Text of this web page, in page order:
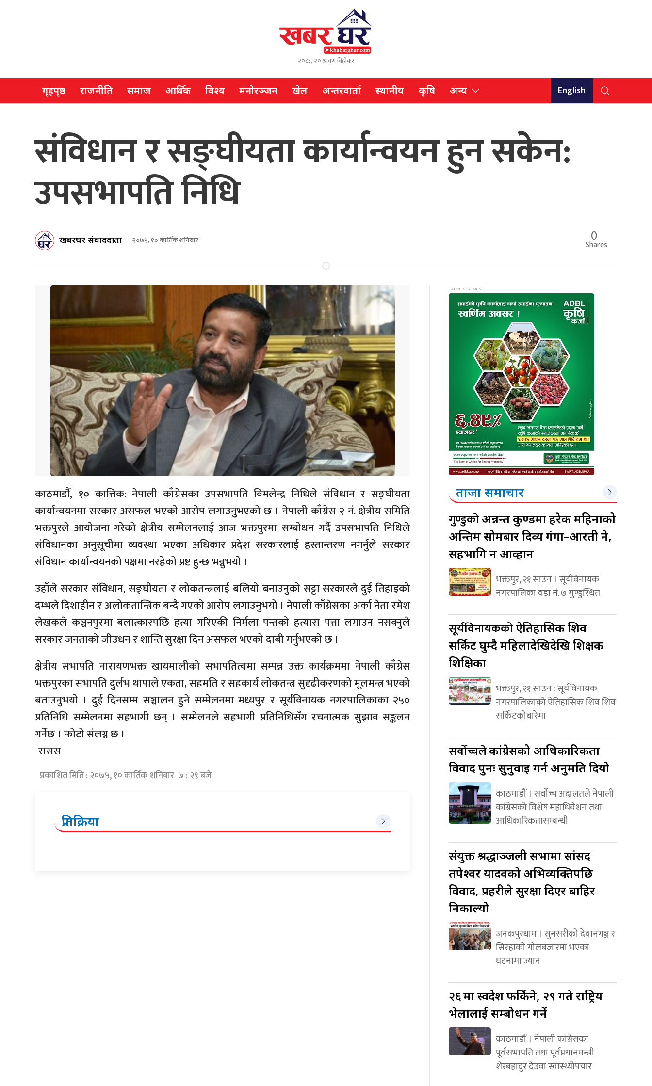
२०८३, २० श्रावण बिहीबार
गृहपृष्ठ राजनीति समाज आर्थिक विश्व मनोरञ्जन खेल अन्तरवार्ता स्थानीय कृषि अन्य English
संविधान र सङ्घीयता कार्यान्वयन हुन सकेन:
उपसभापति निधि
खबरघर संवाददाता २०७५, १० कार्तिक शनिबार 0
Shares
काठमाडौँ, १० कात्तिक: नेपाली काँग्रेसका उपसभापति विमलेन्द्र निधिले संविधान र सङ्घीयता
कार्यान्वयनमा सरकार असफल भएको आरोप लगाउनुुभएको छ । नेपाली काँग्रेस २ नं. क्षेत्रीय समिति
भक्तपुरले आयोजना गरेको क्षेत्रीय सम्मेलनलाई आज भक्तपुरमा सम्बोधन गर्दै उपसभापति निधिले
संविधानका अनुसूचीमा व्यवस्था भएका अधिकार प्रदेश सरकारलाई हस्तान्तरण नगर्नुले सरकार
संविधान कार्यान्वयनको पक्षमा नरहेको प्रष्ट हुन्छ भन्नुभयो ।
उहाँले सरकार संविधान, सङ्घीयता र लोकतन्त्रलाई बलियो बनाउनुको सट्टा सरकारले दुई तिहाइको
दम्भले दिशाहीन र अलोकतान्त्रिक बन्दै गएको आरोप लगाउनुभयो । नेपाली काँग्रेसका अर्का नेता रमेश
लेखकले कञ्चनपुरमा बलात्कारपछि हत्या गरिएकी निर्मला पन्तको हत्यारा पत्ता लगाउन नसक्नुले
सरकार जनताको जीउधन र शान्ति सुरक्षा दिन असफल भएको दाबी गर्नुभएको छ ।
क्षेत्रीय सभापति नारायणभक्त खायमालीको सभापतित्वमा सम्पन्न उक्त कार्यक्रममा नेपाली काँग्रेस
भक्तपुरका सभापति दुर्लभ थापाले एकता, सहमति र सहकार्य लोकतन्त्र सुदृढीकरणको मूलमन्त्र भएको
बताउनुभयो । दुई दिनसम्म सञ्चालन हुने सम्मेलनमा मध्यपुर र सूर्यविनायक नगरपालिकाका २५०
प्रतिनिधि सम्मेलनमा सहभागी छन् । सम्मेलनले सहभागी प्रतिनिधिसँग रचनात्मक सुझाव सङ्कलन
गर्नेछ । फोटो संलग्न छ ।
-रासस
प्रकाशित मिति : २०७५, १० कार्तिक शनिबार ७ : २९ बजे
प्रतिक्रिया
ताजा समाचार
गुण्डुकोअन्नन्त कुण्डमा हरेक महिनाको
अन्तिम सोमबार दिव्य गंगा–आरती हुने,
सहभागि हुन आव्हान
भक्तपुर, २१ साउन । सूर्यविनायक
नगरपालिका वडा नं. ७ गुण्डुस्थित
सूर्यविनायककोऐतिहासिक शिव
सर्किट घुम्दै महिलादेखिदेखि शिक्षक
शिक्षिका
भक्तपुर, २१ साउन : सूर्यविनायक
नगरपालिकाको ऐतिहासिक शिव शिव
सर्किटकोबारेमा
सर्वोच्चलेकांग्रेसको आधिकारिकता
विवाद पुनः सुनुवाइ गर्न अनुमति दियो
काठमाडौं । सर्वोच्च अदालतले नेपाली
कांग्रेसको विशेष महाधिवेशन तथा
आधिकारिकतासम्बन्धी
संयुक्तश्रद्धाञ्जली सभामा सांसद
तपेश्वर यादवको अभिव्यक्तिपछि
विवाद, प्रहरीले सुरक्षा दिएर बाहिर
निकाल्यो
जनकपुरधाम । सुनसरीको देवानगञ्ज र
सिरहाको गोलबजारमा भएका
घटनामा ज्यान
२६मा स्वदेश फर्किने, २९ गते राष्ट्रिय
भेलालाई सम्बोधन गर्ने
काठमाडौं । नेपाली कांग्रेसका
पूर्वसभापति तथा पूर्वप्रधानमन्त्री
शेरबहादुर देउवा स्वास्थ्योपचार